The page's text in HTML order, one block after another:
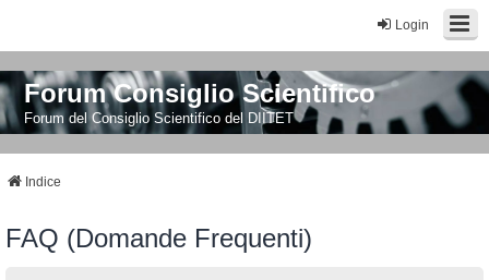
Login
Forum Consiglio Scientifico
Forum del Consiglio Scientifico del DIITET
Indice
FAQ (Domande Frequenti)